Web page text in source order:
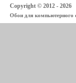
Copyright © 2012 - 2026
Обои для компьютерного